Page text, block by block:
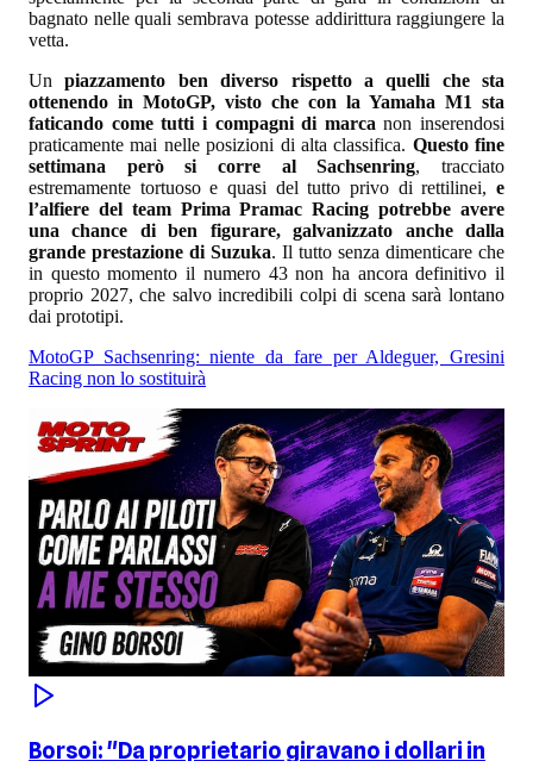
bagnato nelle quali sembrava potesse addirittura raggiungere la
vetta.
Un piazzamento ben diverso rispetto a quelli che sta
ottenendo in MotoGP, visto che con la Yamaha M1 sta
faticando come tutti i compagni di marcanon inserendosi
praticamente mai nelle posizioni di alta classifica. Questo fine
settimana però si corre al Sachsenring, tracciato
estremamente tortuoso e quasi del tutto privo di rettilinei, e
l’alfiere del team Prima Pramac Racing potrebbe avere
una chance di ben figurare, galvanizzato anche dalla
grande prestazione di Suzuka. Il tutto senza dimenticare che
in questo momento il numero 43 non ha ancora definitivo il
proprio 2027, che salvo incredibili colpi di scena sarà lontano
dai prototipi.
MotoGP Sachsenring: niente da fare per Aldeguer, Gresini
Racing non lo sostituirà
Borsoi: "Da proprietario giravano i dollari in